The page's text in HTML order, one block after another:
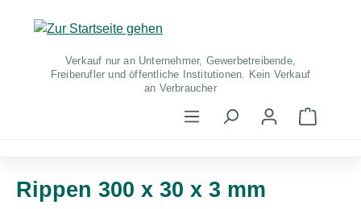
Zum Hauptinhalt springen
Verkauf nur an Unternehmer, Gewerbetreibende,
Freiberufler und öffentliche Institutionen. Kein Verkauf
an Verbraucher
Rippen 300 x 30 x 3 mm